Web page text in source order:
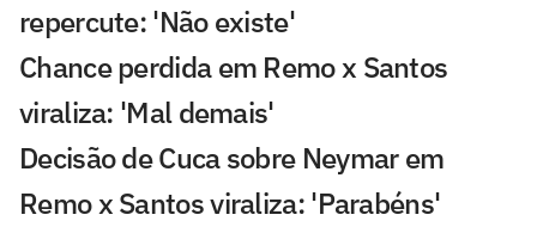
repercute: 'Não existe'
Chance perdida em Remo x Santos
viraliza: 'Mal demais'
Decisão de Cuca sobre Neymar em
Remo x Santos viraliza: 'Parabéns'